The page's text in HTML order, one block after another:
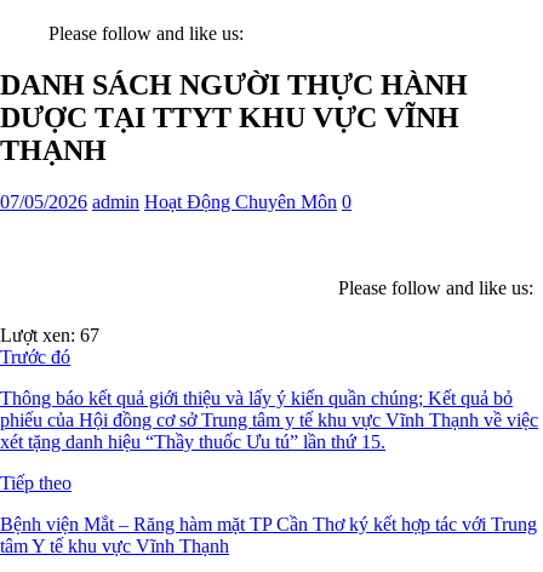
Please follow and like us:
DANH SÁCH NGƯỜI THỰC HÀNH
DƯỢC TẠI TTYT KHU VỰC VĨNH
THẠNH
07/05/2026 admin Hoạt Động Chuyên Môn 0
Please follow and like us:
Lượt xen: 67
Trước đó
Thông báo kết quả giới thiệu và lấy ý kiến quần chúng; Kết quả bỏ
phiếu của Hội đồng cơ sở Trung tâm y tế khu vực Vĩnh Thạnh về việc
xét tặng danh hiệu “Thầy thuốc Ưu tú” lần thứ 15.
Tiếp theo
Bệnh viện Mắt – Răng hàm mặt TP Cần Thơ ký kết hợp tác với Trung
tâm Y tế khu vực Vĩnh Thạnh